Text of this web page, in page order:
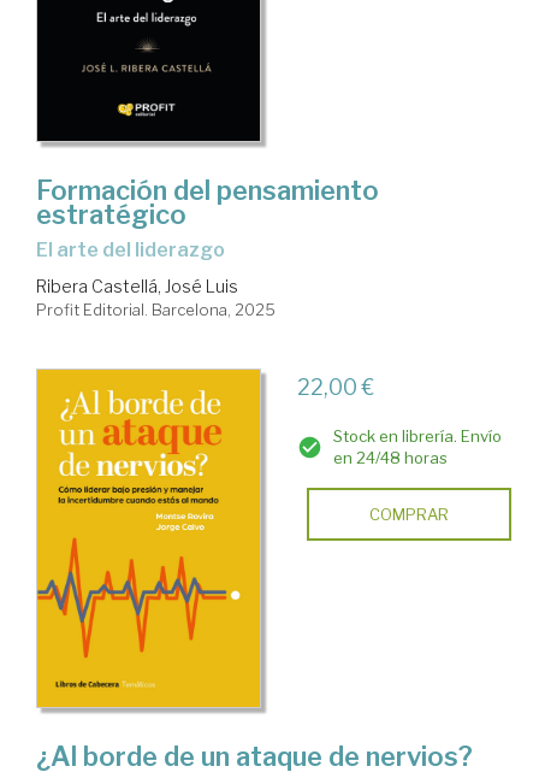
Formación del pensamiento
estratégico
El arte del liderazgo
Ribera Castellá, José Luis
Profit Editorial. Barcelona, 2025
22,00 €
Stock en librería. Envío
en 24/48 horas
COMPRAR
¿Al borde de un ataque de nervios?